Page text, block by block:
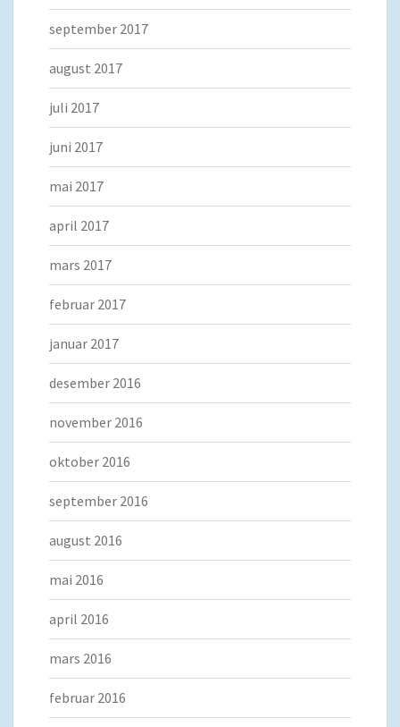
september 2017
august 2017
juli 2017
juni 2017
mai 2017
april 2017
mars 2017
februar 2017
januar 2017
desember 2016
november 2016
oktober 2016
september 2016
august 2016
mai 2016
april 2016
mars 2016
februar 2016